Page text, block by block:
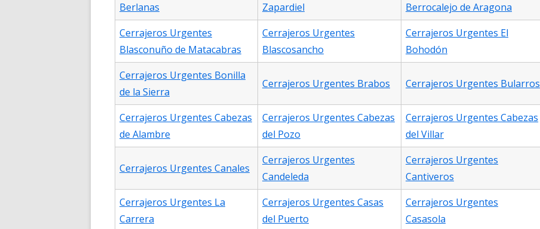
Berlanas
Zapardiel
Berrocalejo de Aragona
Cerrajeros Urgentes
Blasconuño de Matacabras
Cerrajeros Urgentes
Blascosancho
Cerrajeros Urgentes El
Bohodón
Cerrajeros Urgentes Bonilla
de la Sierra
Cerrajeros Urgentes Brabos Cerrajeros Urgentes Bularros
Cerrajeros Urgentes Cabezas
de Alambre
Cerrajeros Urgentes Cabezas
del Pozo
Cerrajeros Urgentes Cabezas
del Villar
Cerrajeros Urgentes Canales
Cerrajeros Urgentes
Candeleda
Cerrajeros Urgentes
Cantiveros
Cerrajeros Urgentes La
Carrera
Cerrajeros Urgentes Casas
del Puerto
Cerrajeros Urgentes
Casasola